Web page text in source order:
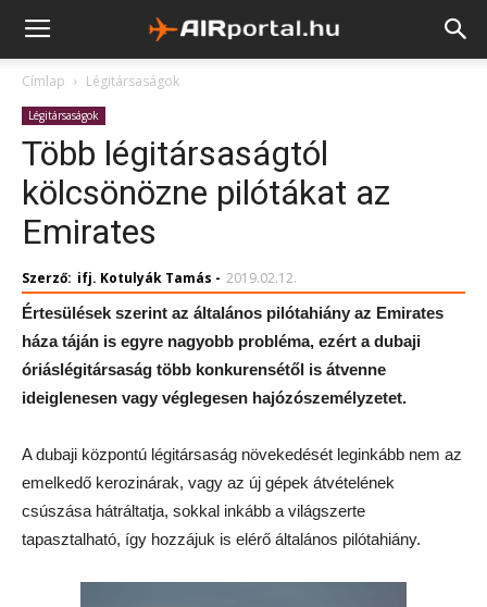
Címlap Légitársaságok
Légitársaságok
Több légitársaságtól
kölcsönözne pilótákat az
Emirates
Szerző: ifj. Kotulyák Tamás - 2019.02.12.
Értesülések szerint az általános pilótahiány az Emirates
háza táján is egyre nagyobb probléma, ezért a dubaji
óriáslégitársaság több konkurensétől is átvenne
ideiglenesen vagy véglegesen hajózószemélyzetet.
A dubaji központú légitársaság növekedését leginkább nem az
emelkedő kerozinárak, vagy az új gépek átvételének
csúszása hátráltatja, sokkal inkább a világszerte
tapasztalható, így hozzájuk is elérő általános pilótahiány.